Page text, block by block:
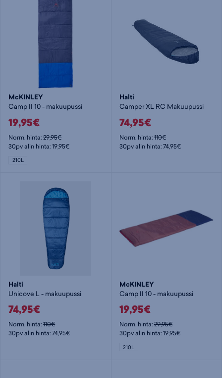
McKINLEY
Camp II 10 - makuupussi
19,95€
Norm. hinta:29,95€
30pv alin hinta: 19,95€
210L
Halti
Camper XL RC Makuupussi
74,95€
Norm. hinta:110€
30pv alin hinta: 74,95€
Halti
Unicove L - makuupussi
74,95€
Norm. hinta:110€
30pv alin hinta: 74,95€
McKINLEY
Camp II 10 - makuupussi
19,95€
Norm. hinta:29,95€
30pv alin hinta: 19,95€
210L